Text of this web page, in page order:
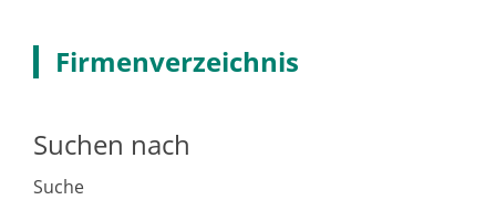
Firmenverzeichnis
Suchen nach
Suche